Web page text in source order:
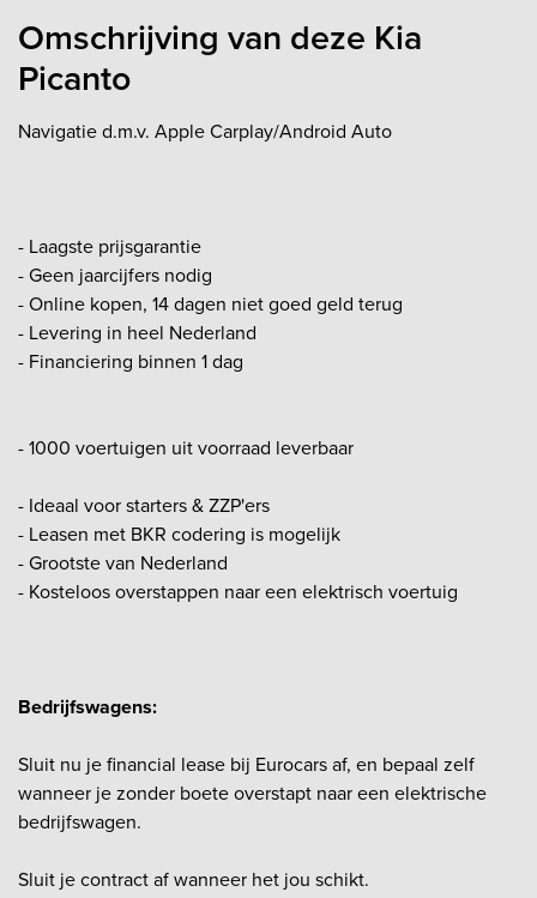
Omschrijving van deze Kia
Picanto
Navigatie d.m.v. Apple Carplay/Android Auto
- Laagste prijsgarantie
- Geen jaarcijfers nodig
- Online kopen, 14 dagen niet goed geld terug
- Levering in heel Nederland
- Financiering binnen 1 dag
- 1000 voertuigen uit voorraad leverbaar
- Ideaal voor starters & ZZP'ers
- Leasen met BKR codering is mogelijk
- Grootste van Nederland
- Kosteloos overstappen naar een elektrisch voertuig
Bedrijfswagens:
Sluit nu je financial lease bij Eurocars af, en bepaal zelf
wanneer je zonder boete overstapt naar een elektrische
bedrijfswagen.
Sluit je contract af wanneer het jou schikt.